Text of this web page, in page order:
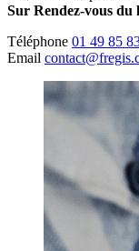
Sur Rendez-vous du
Téléphone 01 49 85
Email